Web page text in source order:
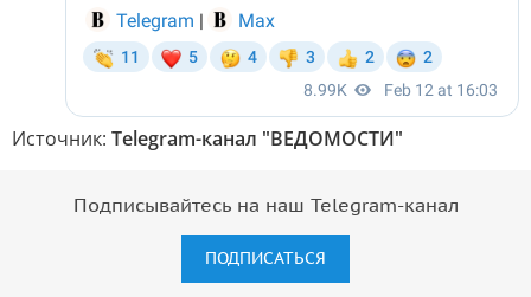
Источник: Telegram-канал "ВЕДОМОСТИ"
Подписывайтесь на наш Telegram-канал
ПОДПИСАТЬСЯ